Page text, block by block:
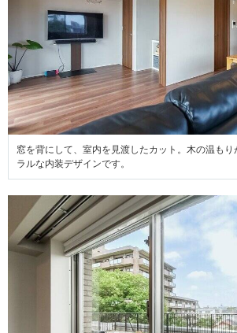
窓を背にして、室内を見渡したカット。木の温も
ラルな内装デザインです。